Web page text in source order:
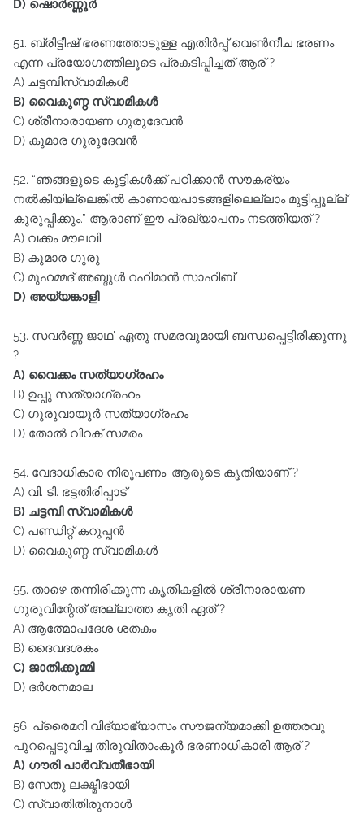
D) ഷൊർണ്ണൂർ
51. ബ്രിട്ടീഷ്‌ ഭരണത്തോടുള്ള എതിർപ്പ്‌ വെൺനീച ഭരണം
എന്ന പ്രയോഗത്തിലൂടെ പ്രകടിപ്പിച്ചത്‌ ആര്‌ ?
A) ചട്ടമ്പിസ്വാമികൾ
B) വൈകുണ്ഠ സ്വാമികൾ
C) ശ്രീനാരായണ ഗുരുദേവൻ
D) കുമാര ഗുരുദേവൻ
52. “ഞങ്ങളുടെ കുട്ടികൾക്ക്‌ പഠിക്കാൻ സൗകര്യം
നൽകിയില്ലെങ്കിൽ കാണായപാടങ്ങളിലെല്ലാം മുട്ടിപ്പൂല്ല്‌
കുരുപ്പിക്കും.” ആരാണ്‌ ഈ പ്രഖ്യാപനം നടത്തിയത്‌ ?
A) വക്കം മൗലവി
B) കുമാര ഗുരു
C) മുഹമ്മദ്‌ അബ്ദുൾ റഹിമാൻ സാഹിബ്‌
D) അയ്യങ്കാളി
53. സവർണ്ണ ജാഥ' ഏതു സമരവുമായി ബന്ധപ്പെട്ടിരിക്കുന്നു
?
A) വൈക്കം സത്യാഗ്രഹം
B) ഉപ്പു സത്യാഗ്രഹം
C) ഗുരുവായൂർ സത്യാഗ്രഹം
D) തോൽ വിറക്‌ സമരം
54. വേദാധികാര നിരൂപണം' ആരുടെ കൃതിയാണ്‌ ?
A) വി. ടി. ഭട്ടതിരിപ്പാട്‌
B) ചട്ടമ്പി സ്വാമികൾ
C) പണ്ഡിറ്റ്‌ കറുപ്പൻ
D) വൈകുണ്ഠ സ്വാമികൾ
55. താഴെ തന്നിരിക്കുന്ന കൃതികളിൽ ശ്രീനാരായണ
ഗുരുവിന്റേത്‌ അല്ലാത്ത കൃതി ഏത്‌ ?
A) ആത്മോപദേശ ശതകം
B) ദൈവദശകം
C) ജാതിക്കുമ്മി
D) ദർശനമാല
56. പ്രൈമറി വിദ്യാഭ്യാസം സൗജന്യമാക്കി ഉത്തരവു
പുറപ്പെടുവിച്ച തിരുവിതാംകൂർ ഭരണാധികാരി ആര്‌ ?
A) ഗൗരി പാർവ്വതീഭായി
B) സേതു ലക്ഷ്മീഭായി
C) സ്വാതിതിരുനാൾ